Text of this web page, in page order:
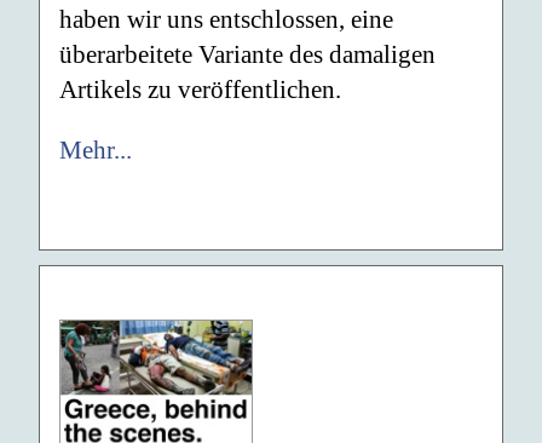
haben wir uns entschlossen, eine
überarbeitete Variante des damaligen
Artikels zu veröffentlichen.
Mehr...